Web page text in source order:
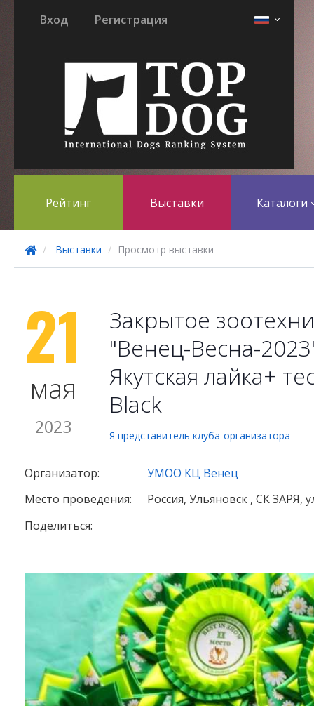
Вход Регистрация
Рейтинг Выставки Каталоги
Выставки Просмотр выставки
21
мая
2023
Закрытое
"Венец-Весна-
Якутская лайка+
Black
Я представитель клуба-организатора
Организатор:
УМОО КЦ Венец
Место проведения:
Россия, Ульяновск , СК ЗАРЯ,
Поделиться: